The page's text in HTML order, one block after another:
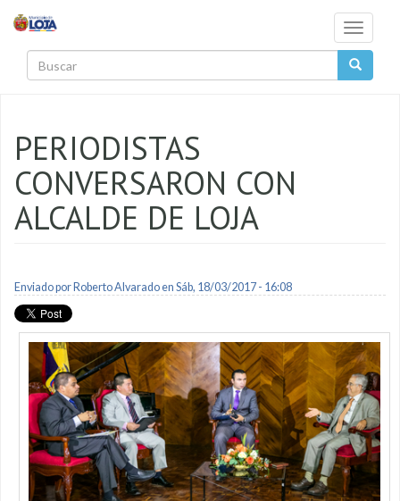
Toggle
PERIODISTAS
CONVERSARON CON
ALCALDE DE LOJA
Enviado por Roberto Alvaradoen Sáb, 18/03/2017 - 16:08